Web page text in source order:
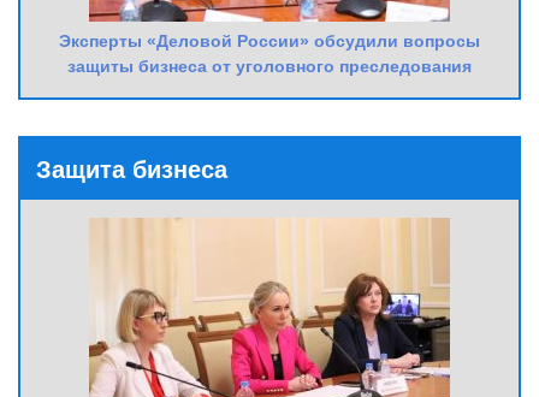
Эксперты «Деловой России» обсудили вопросы
защиты бизнеса от уголовного преследования
Защита бизнеса